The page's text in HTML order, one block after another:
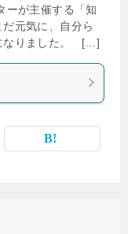
ーが主催する「知
元気に、自分ら
なりました。 […]